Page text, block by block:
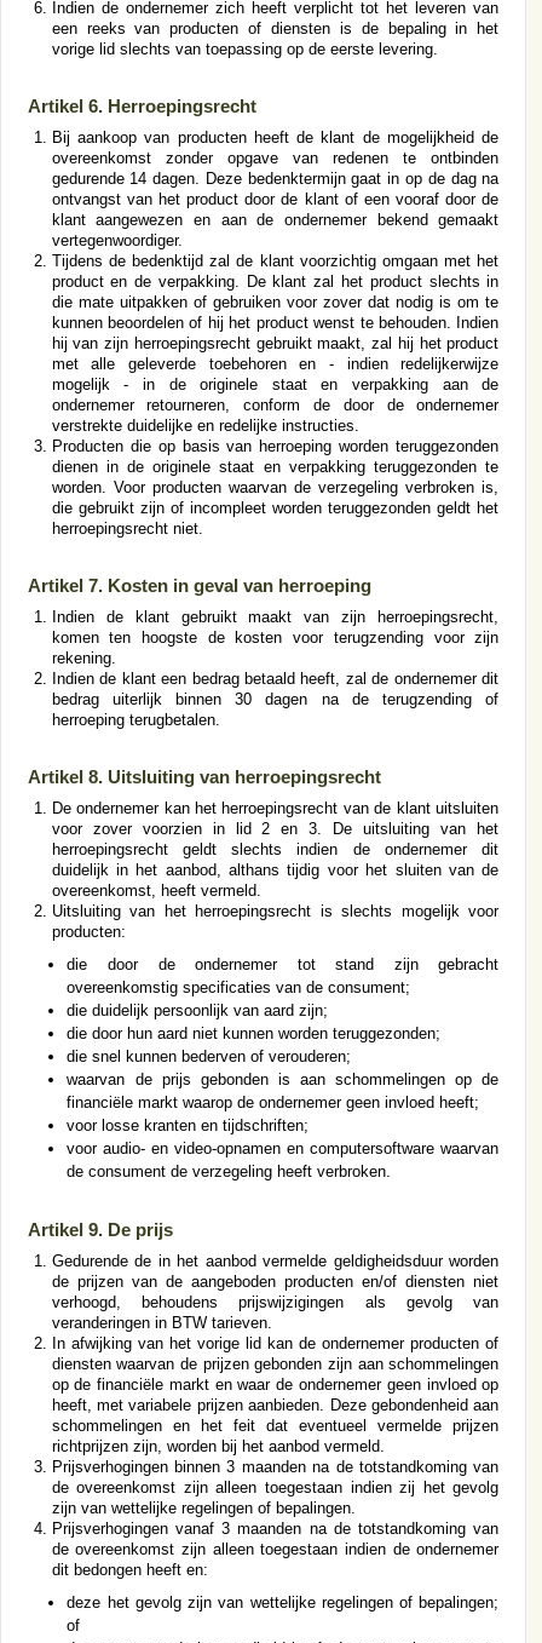
Indien de ondernemer zich heeft verplicht tot het leveren van
een reeks van producten of diensten is de bepaling in het
vorige lid slechts van toepassing op de eerste levering.
Artikel 6. Herroepingsrecht
Bij aankoop van producten heeft de klant de mogelijkheid de
overeenkomst zonder opgave van redenen te ontbinden
gedurende 14 dagen. Deze bedenktermijn gaat in op de dag na
ontvangst van het product door de klant of een vooraf door de
klant aangewezen en aan de ondernemer bekend gemaakt
vertegenwoordiger.
Tijdens de bedenktijd zal de klant voorzichtig omgaan met het
product en de verpakking. De klant zal het product slechts in
die mate uitpakken of gebruiken voor zover dat nodig is om te
kunnen beoordelen of hij het product wenst te behouden. Indien
hij van zijn herroepingsrecht gebruikt maakt, zal hij het product
met alle geleverde toebehoren en - indien redelijkerwijze
mogelijk - in de originele staat en verpakking aan de
ondernemer retourneren, conform de door de ondernemer
verstrekte duidelijke en redelijke instructies.
Producten die op basis van herroeping worden teruggezonden
dienen in de originele staat en verpakking teruggezonden te
worden. Voor producten waarvan de verzegeling verbroken is,
die gebruikt zijn of incompleet worden teruggezonden geldt het
herroepingsrecht niet.
Artikel 7. Kosten in geval van herroeping
Indien de klant gebruikt maakt van zijn herroepingsrecht,
komen ten hoogste de kosten voor terugzending voor zijn
rekening.
Indien de klant een bedrag betaald heeft, zal de ondernemer dit
bedrag uiterlijk binnen 30 dagen na de terugzending of
herroeping terugbetalen.
Artikel 8. Uitsluiting van herroepingsrecht
De ondernemer kan het herroepingsrecht van de klant uitsluiten
voor zover voorzien in lid 2 en 3. De uitsluiting van het
herroepingsrecht geldt slechts indien de ondernemer dit
duidelijk in het aanbod, althans tijdig voor het sluiten van de
overeenkomst, heeft vermeld.
Uitsluiting van het herroepingsrecht is slechts mogelijk voor
producten:
die door de ondernemer tot stand zijn gebracht
overeenkomstig specificaties van de consument;
die duidelijk persoonlijk van aard zijn;
die door hun aard niet kunnen worden teruggezonden;
die snel kunnen bederven of verouderen;
waarvan de prijs gebonden is aan schommelingen op de
financiële markt waarop de ondernemer geen invloed heeft;
voor losse kranten en tijdschriften;
voor audio- en video-opnamen en computersoftware waarvan
de consument de verzegeling heeft verbroken.
Artikel 9. De prijs
Gedurende de in het aanbod vermelde geldigheidsduur worden
de prijzen van de aangeboden producten en/of diensten niet
verhoogd, behoudens prijswijzigingen als gevolg van
veranderingen in BTW tarieven.
In afwijking van het vorige lid kan de ondernemer producten of
diensten waarvan de prijzen gebonden zijn aan schommelingen
op de financiële markt en waar de ondernemer geen invloed op
heeft, met variabele prijzen aanbieden. Deze gebondenheid aan
schommelingen en het feit dat eventueel vermelde prijzen
richtprijzen zijn, worden bij het aanbod vermeld.
Prijsverhogingen binnen 3 maanden na de totstandkoming van
de overeenkomst zijn alleen toegestaan indien zij het gevolg
zijn van wettelijke regelingen of bepalingen.
Prijsverhogingen vanaf 3 maanden na de totstandkoming van
de overeenkomst zijn alleen toegestaan indien de ondernemer
dit bedongen heeft en:
deze het gevolg zijn van wettelijke regelingen of bepalingen;
of